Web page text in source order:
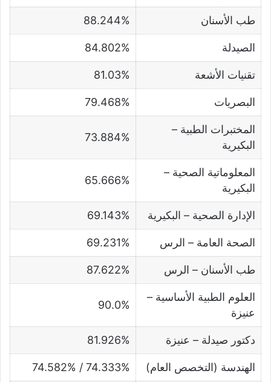
طب الأسنان 88.244%
الصيدلة 84.802%
تقنيات الأشعة 81.03%
البصريات 79.468%
المختبرات الطبية –
البكيرية
73.884%
المعلوماتية الصحية –
البكيرية
65.666%
الإدارة الصحية – البكيرية 69.143%
الصحة العامة – الرس 69.231%
طب الأسنان – الرس 87.622%
العلوم الطبية الأساسية –
عنيزة
90.0%
دكتور صيدلة – عنيزة 81.926%
الهندسة (التخصص العام) 74.333% / 74.582%